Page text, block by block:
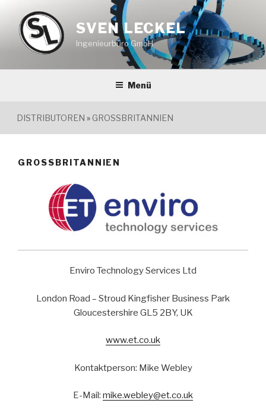
Inhalt
springen
SVEN LECKEL
Ingenieurbüro GmbH
Menü
DISTRIBUTOREN » GROSSBRITANNIEN
GROSSBRITANNIEN
Enviro Technology Services Ltd
London Road – Stroud Kingfisher Business Park
Gloucestershire GL5 2BY, UK
www.et.co.uk
Kontaktperson: Mike Webley
E-Mail: mike.webley@et.co.uk